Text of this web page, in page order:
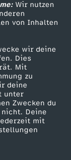
Wir nutzen
von Inhalten
wir deine
Dies
Mit
zu
deine
unter
Zwecken du
Deine
mit